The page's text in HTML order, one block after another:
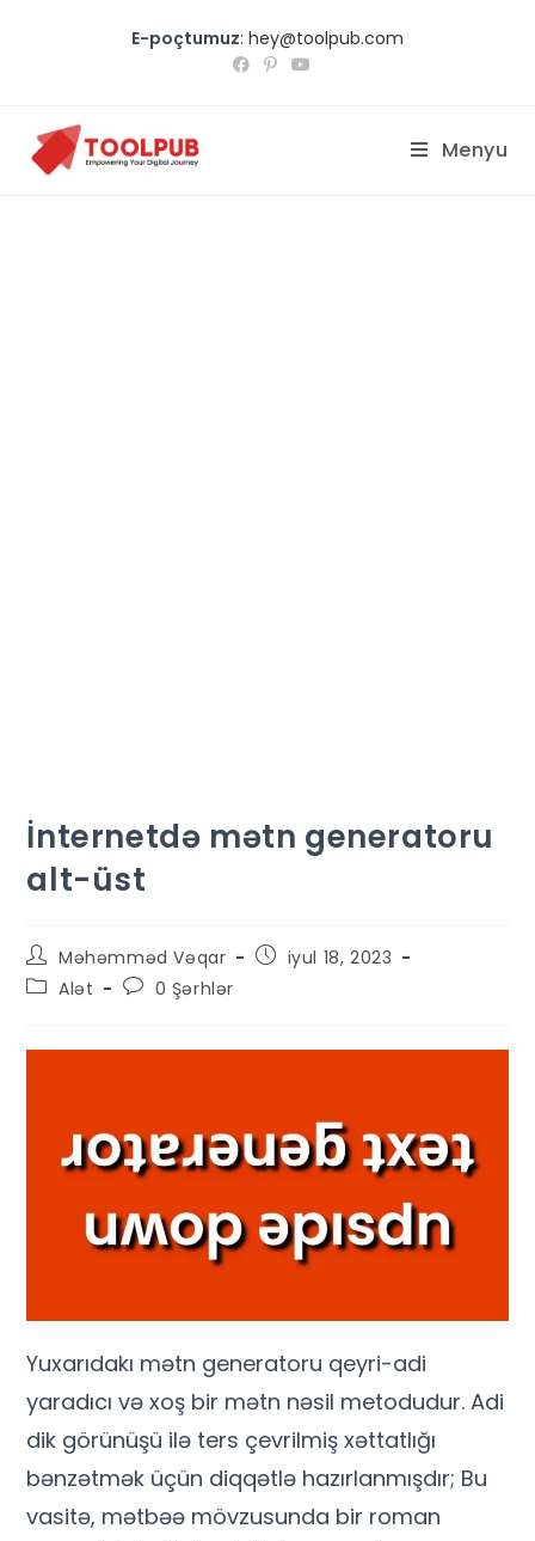
E-poçtumuz: hey@toolpub.com
Menyu
İnternetdə mətn generatoru
alt-üst
Məhəmməd Vəqar
iyul 18, 2023
Alət
0 Şərhlər
Yuxarıdakı mətn generatoru qeyri-adi
yaradıcı və xoş bir mətn nəsil metodudur. Adi
dik görünüşü ilə ters çevrilmiş xəttatlığı
bənzətmək üçün diqqətlə hazırlanmışdır; Bu
vasitə, mətbəə mövzusunda bir roman